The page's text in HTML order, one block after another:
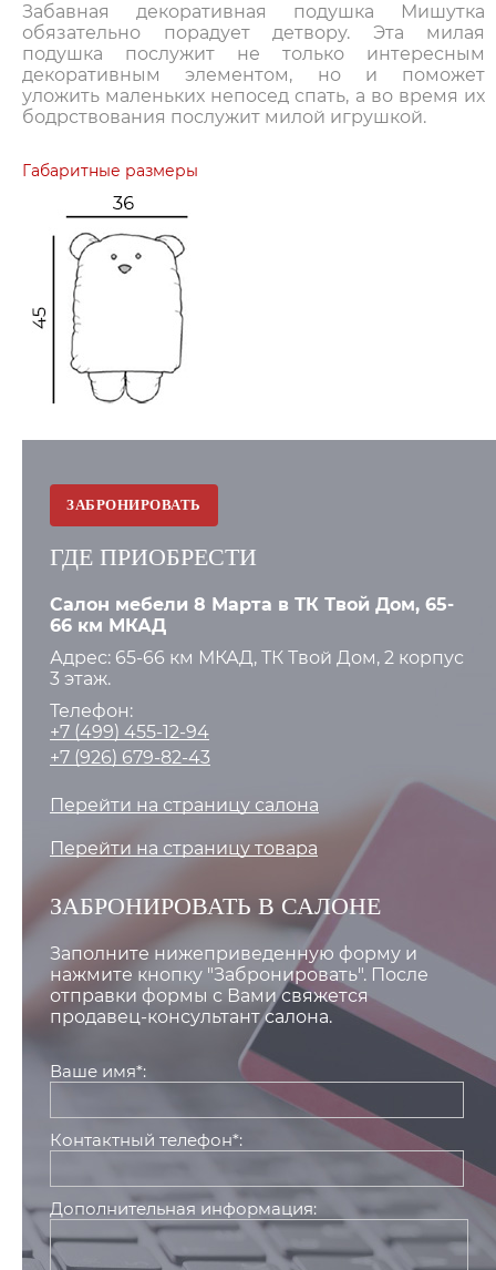
Забавная декоративная подушка Мишутка
обязательно порадует детвору. Эта милая
подушка послужит не только интересным
декоративным элементом, но и поможет
уложить маленьких непосед спать, а во время их
бодрствования послужит милой игрушкой.
Габаритные размеры
ЗАБРОНИРОВАТЬ
ГДЕ ПРИОБРЕСТИ
Салон мебели 8 Марта в ТК Твой Дом, 65-
66 км МКАД
Адрес: 65-66 км МКАД, ТК Твой Дом, 2 корпус
3 этаж.
Телефон:
+7 (499) 455-12-94
+7 (926) 679-82-43
Перейти на страницу салона
Перейти на страницу товара
ЗАБРОНИРОВАТЬ В САЛОНЕ
Заполните нижеприведенную форму и
нажмите кнопку "Забронировать". После
отправки формы с Вами свяжется
продавец-консультант салона.
Ваше имя*:
Контактный телефон*:
Дополнительная информация: